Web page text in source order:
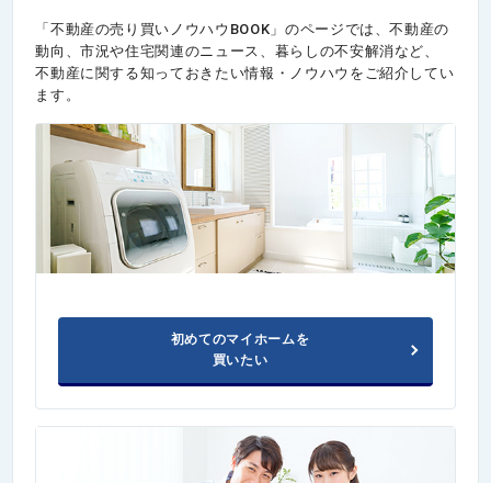
「不動産の売り買いノウハウBOOK」のページでは、不動産の
動向、市況や住宅関連のニュース、暮らしの不安解消など、
不動産に関する知っておきたい情報・ノウハウをご紹介してい
ます。
初めてのマイホームを
買いたい